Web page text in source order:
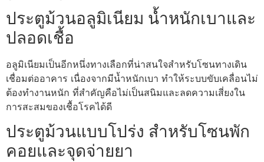
ประตูม้วนอลูมิเนียม น้ำหนักเบาและ
ปลอดเชื้อ
อลูมิเนียมเป็นอีกหนึ่งทางเลือกที่น่าสนใจสำหรับโซนทางเดิน
เชื่อมต่ออาคาร เนื่องจากมีน้ำหนักเบา ทำให้ระบบขับเคลื่อนไม่
ต้องทำงานหนัก ที่สำคัญคือไม่เป็นสนิมและลดความเสี่ยงใน
การสะสมของเชื้อโรคได้ดี
ประตูม้วนแบบโปร่ง สำหรับโซนพัก
คอยและจุดจ่ายยา